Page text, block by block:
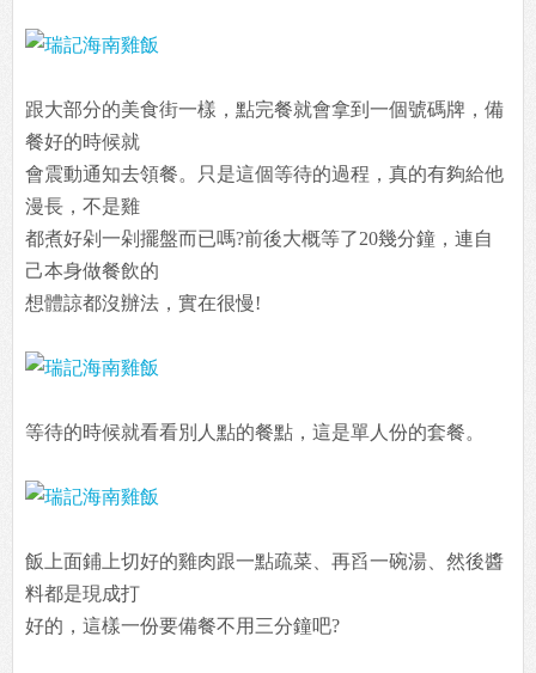
跟大部分的美食街一樣，點完餐就會拿到一個號碼牌，備
餐好的時候就
會震動通知去領餐。只是這個等待的過程，真的有夠給他
漫長，不是雞
都煮好剁一剁擺盤而已嗎?前後大概等了20幾分鐘，連自
己本身做餐飲的
想體諒都沒辦法，實在很慢!
等待的時候就看看別人點的餐點，這是單人份的套餐。
飯上面鋪上切好的雞肉跟一點疏菜、再舀一碗湯、然後醬
料都是現成打
好的，這樣一份要備餐不用三分鐘吧?